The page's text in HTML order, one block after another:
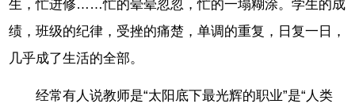
生，忙进修……忙的晕晕忽忽，忙的一塌糊涂。学生的成
绩，班级的纪律，受挫的痛楚，单调的重复，日复一日，
几乎成了生活的全部。
经常有人说教师是“太阳底下最光辉的职业”是“人类